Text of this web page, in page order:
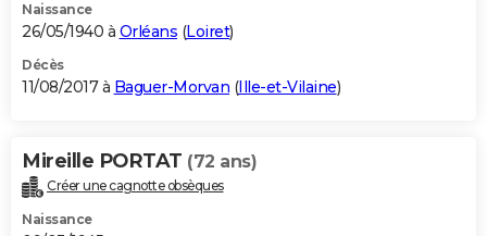
Naissance
26/05/1940 à Orléans (Loiret)
Décès
11/08/2017 à Baguer-Morvan (Ille-et-Vilaine)
Mireille PORTAT (72 ans)
Créer une cagnotte obsèques
Naissance